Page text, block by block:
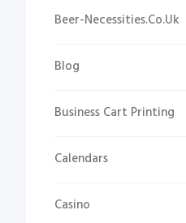
Beer-Necessities.co.uk
Blog
Business Cart Printing
Calendars
Casino